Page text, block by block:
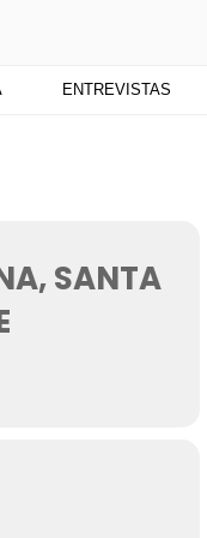
ENTREVISTAS
SANTA